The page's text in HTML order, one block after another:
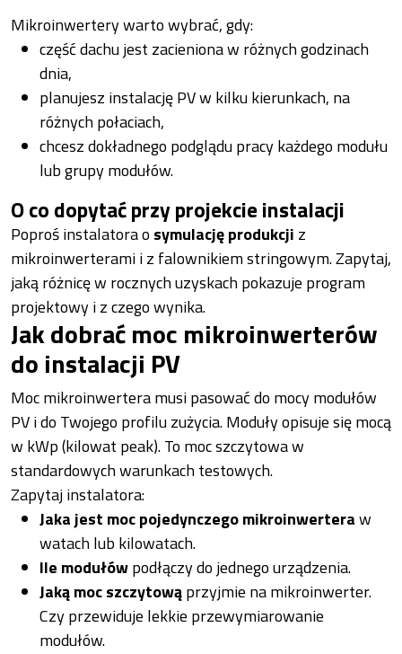
Mikroinwertery warto wybrać, gdy:
część dachu jest zacieniona w różnych godzinach
dnia,
planujesz instalację PV w kilku kierunkach, na
różnych połaciach,
chcesz dokładnego podglądu pracy każdego modułu
lub grupy modułów.
O co dopytać przy projekcie instalacji
Poproś instalatora o symulację produkcji z
mikroinwerterami i z falownikiem stringowym. Zapytaj,
jaką różnicę w rocznych uzyskach pokazuje program
projektowy i z czego wynika.
Jak dobrać moc mikroinwerterów
do instalacji PV
Moc mikroinwertera musi pasować do mocy modułów
PV i do Twojego profilu zużycia. Moduły opisuje się mocą
w kWp (kilowat peak). To moc szczytowa w
standardowych warunkach testowych.
Zapytaj instalatora:
Jaka jest moc pojedynczego mikroinwerteraw
watach lub kilowatach.
Ile modułówpodłączy do jednego urządzenia.
Jaką moc szczytowąprzyjmie na mikroinwerter.
Czy przewiduje lekkie przewymiarowanie
modułów.